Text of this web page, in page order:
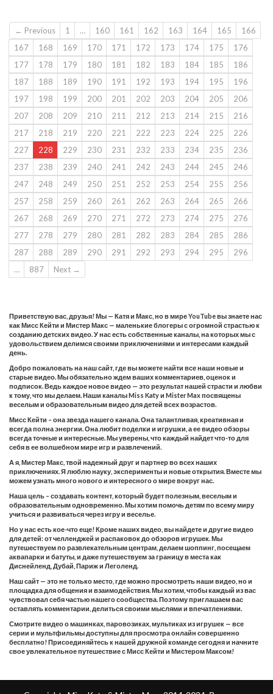
← Previous 1 … 160 161 162 163 164 165
166
167
168 169 170 171 172 173 174 175
176
177
178 179 180 181 182 183 184 185
186
187
188 189 190 191 192 193 194 195
196
197
198 199 200 201 202 203 204 205
206
207
208 209 210 211 212 213 214 215
216
217
218 219 220 221 222 223 224 225
226
227
228 229 230 231 232 233 234 235
236
237
238 239 240 241 242 243 244 245
246
247
248 249 250 251 252 253 254 255
256
257
258 259 260 261 262 263 264 265
266
267
268 269 270 271 272 273 274 275
276
277
278 279 280 281 282 283 284 285
286
287
288 289 290 291 292 293 294 295
296
…
887 Next →
Приветствую вас, друзья! Мы — Катя и Макс, но в мире YouTube вы знаете нас
как Мисс Кейти и Мистер Макс — маленькие блогеры с огромной страстью к
созданию детских видео. У нас есть собственные каналы, на которых мы с
удовольствием делимся своими приключениями и интересами каждый
день.
Добро пожаловать на наш сайт, где вы можете найти все наши новые и
старые видео. Мы обязательно ждем ваших комментариев, оценок и
подписок. Ведь каждое новое видео — это результат нашей страсти и любви
к тому, что мы делаем. Наши каналы Miss Katy и Mister Max посвящены
веселым и образовательным видео для детей всех возрастов.
Мисс Кейти – она звезда нашего канала. Она талантливая, креативная и
всегда полна энергии. Она любит поделки и игрушки, а ее видео обзоры
всегда точные и интересные. Мы уверены, что каждый найдет что-то для
себя в ее волшебном мире игр и развлечений.
А я, Мистер Макс, твой надежный друг и партнер во всех наших
приключениях. Я люблю науку, эксперименты и новые открытия. Вместе мы
можем узнать много нового и интересного о мире вокруг нас.
Наша цель – создавать контент, который будет полезным, веселым и
образовательным одновременно. Мы хотим помочь детям по всему миру
учиться и развиваться через игру и веселье.
Но у нас есть кое-что еще! Кроме наших видео, вы найдете и другие видео
для детей: от челленджей и распаковок до обзоров игрушек. Мы
путешествуем по развлекательным центрам, делаем шоппинг, посещаем
аквапарки и батуты, и даже путешествуем за границу в места как
Диснейленд, Дубай, Париж и Леголенд.
Наш сайт — это не только место, где можно просмотреть наши видео, но и
площадка для общения и взаимодействия. Мы хотим, чтобы каждый из вас
чувствовал себя частью нашего сообщества. Поэтому приглашаем вас
оставлять комментарии, делиться своими мыслями и впечатлениями.
Смотрите видео о машинках, паровозиках, мультиках из игрушек — все
серии и мультфильмы доступны для просмотра онлайн совершенно
бесплатно! Присоединяйтесь к нашей дружной команде сегодня и начните
свое увлекательное путешествие с Мисс Кейти и Мистером Максом!